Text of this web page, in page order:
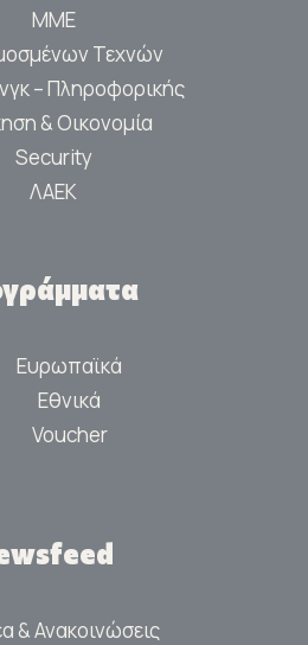
ΜΜΕ
Τεχνών
– Πληροφορικής
& Οικονομία
Security
ΛΑΕΚ
Ευρωπαϊκά
Εθνικά
Voucher
& Ανακοινώσεις